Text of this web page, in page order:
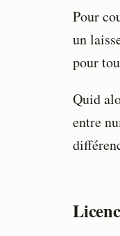
Pour
un
pour
Quid
entre